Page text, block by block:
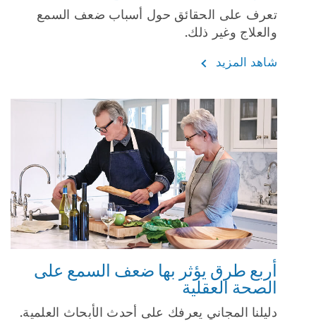
تعرف على الحقائق حول أسباب ضعف السمع
والعلاج وغير ذلك.
شاهد المزيد
أربع طرق يؤثر بها ضعف السمع على
الصحة العقلية
دليلنا المجاني يعرفك على أحدث الأبحاث العلمية.